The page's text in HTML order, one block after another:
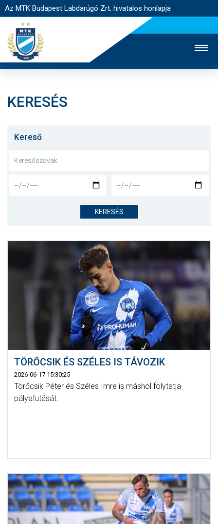
Az MTK Budapest Labdarúgó Zrt. hivatalos honlapja
JEGYÉRTÉKESÍTÉS
NYITÓLAP
CSAPATOK
KLUB
GALÉRIA
SZURKOLÓI ÉLMÉNYEK
AKKREDITÁCIÓ
KERESÉS
Kereső
KERESÉS
TÖRŐCSIK ÉS SZÉLES IS TÁVOZIK
2026-06-17 15:30:25
Törőcsik Péter és Széles Imre is máshol folytatja
pályafutását.